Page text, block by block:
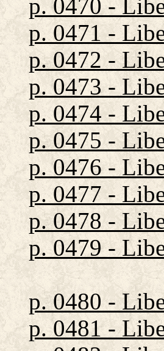
p. 0470 -
p. 0471 -
p. 0472 -
p. 0473 -
p. 0474 -
p. 0475 -
p. 0476 -
p. 0477 -
p. 0478 -
p. 0479 -
p. 0480 -
p. 0481 -